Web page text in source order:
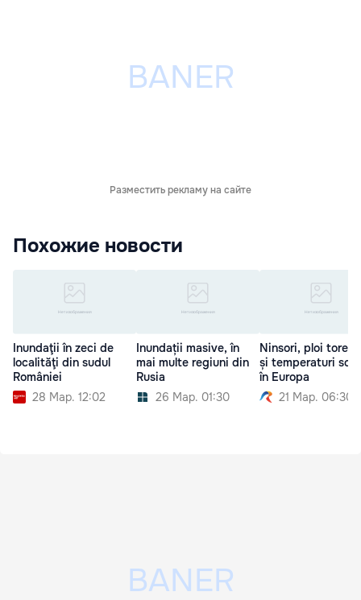
Разместить рекламу на сайте
Похожие новости
Inundaţii în zeci de
localităţi din sudul
României
28 Мар. 12:02
Inundații masive, în
mai multe regiuni din
Rusia
26 Мар. 01:30
Ninsori, ploi
și temperaturi
în Europa
21 Мар. 06:30